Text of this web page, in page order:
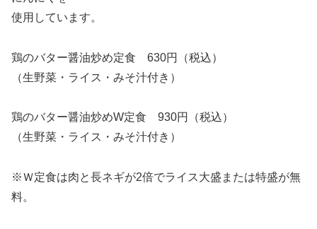
使用しています。
鶏のバター醤油炒め定食 630円（税込）
（生野菜・ライス・みそ汁付き）
鶏のバター醤油炒めW定食 930円（税込）
（生野菜・ライス・みそ汁付き）
※Ｗ定食は肉と長ネギが2倍でライス大盛または特盛が無
料。